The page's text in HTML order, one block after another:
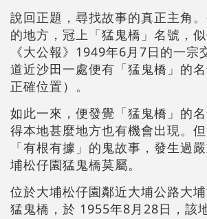
說回正題，尋找故事的真正主角
的地方，冠上「猛鬼橋」名號，
《大公報》1949年6月7日的一宗
道近沙田一處便有「猛鬼橋」的
正確位置）。
如此一來，便發覺「猛鬼橋」的
得本地甚麼地方也有機會出現。
「有根有據」的鬼故事，發生過
埔松仔園猛鬼橋莫屬。
位於大埔松仔園鄰近大埔公路大
猛鬼橋，於 1955年8月28日，該